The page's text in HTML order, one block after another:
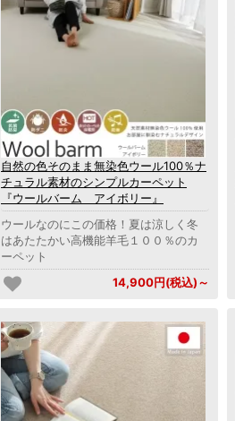
自然の色そのまま無染色ウール100％ナ
チュラル素材のシンプルカーペット
『ウールバーム アイボリー』
ウールなのにこの価格！夏は涼しく冬
はあたたかい高機能羊毛１００％のカ
ーペット
14,900円(税込)～